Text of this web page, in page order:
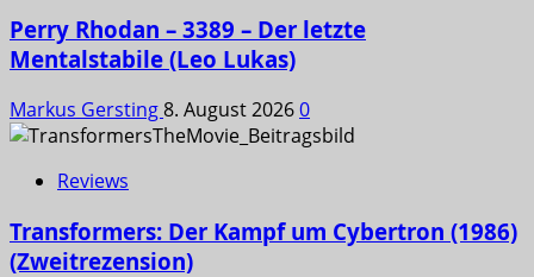
Perry Rhodan – 3389 – Der letzte
Mentalstabile (Leo Lukas)
Markus Gersting8. August 20260
Reviews
Transformers: Der Kampf um Cybertron (1986)
(Zweitrezension)